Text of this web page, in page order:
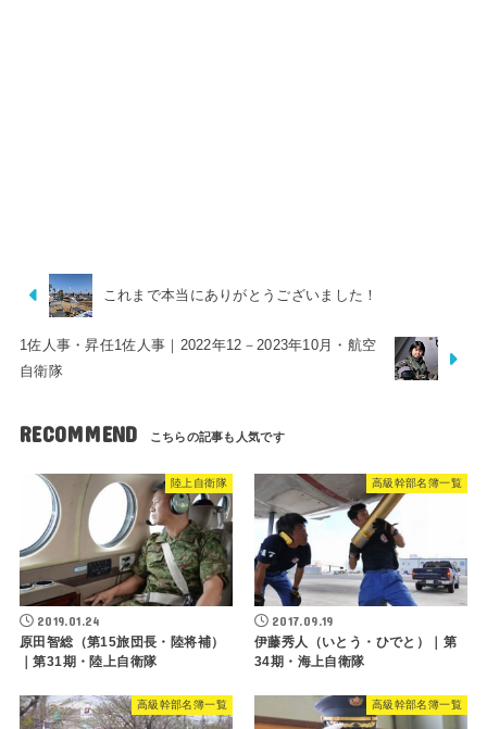
これまで本当にありがとうございました！
1佐人事・昇任1佐人事｜2022年12－2023年10月・航空
自衛隊
RECOMMEND
陸上自衛隊
2019.01.24
原田智総（第15旅団長・陸将補）
｜第31期・陸上自衛隊
高級幹部名簿一覧
2017.09.19
伊藤秀人（いとう・ひでと）｜第
34期・海上自衛隊
高級幹部名簿一覧 高級幹部名簿一覧